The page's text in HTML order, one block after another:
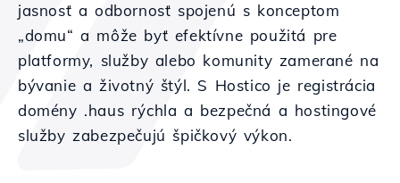
jasnosť a odbornosť spojenú s konceptom
„domu“ a môže byť efektívne použitá pre
platformy, služby alebo komunity zamerané na
bývanie a životný štýl. S Hostico je registrácia
domény .haus rýchla a bezpečná a hostingové
služby zabezpečujú špičkový výkon.